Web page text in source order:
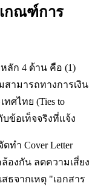
กณฑ์การ
ลัก 4 ด้าน คือ (1)
สามารถทางการเงิน
ศไทย (Ties to
บข้อเท็จจริงที่แจ้ง
ทำ Cover Letter
องกัน ลดความเสี่ยง
ธจากเหตุ "เอกสาร